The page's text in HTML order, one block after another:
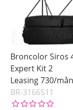
Broncolor Siros
Expert Kit 2
Leasing 730/
BR-3166511